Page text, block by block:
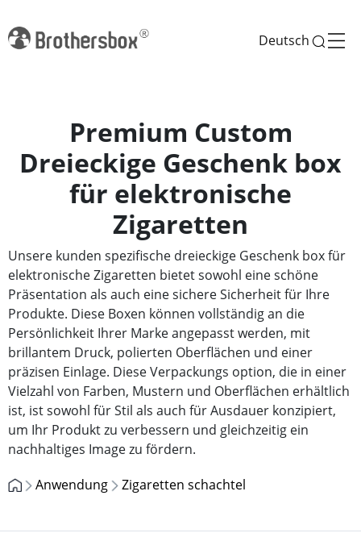
Deutsch
Premium Custom
Dreieckige Geschenk box
für elektronische
Zigaretten
Unsere kunden spezifische dreieckige Geschenk box für
elektronische Zigaretten bietet sowohl eine schöne
Präsentation als auch eine sichere Sicherheit für Ihre
Produkte. Diese Boxen können vollständig an die
Persönlichkeit Ihrer Marke angepasst werden, mit
brillantem Druck, polierten Oberflächen und einer
präzisen Einlage. Diese Verpackungs option, die in einer
Vielzahl von Farben, Mustern und Oberflächen erhältlich
ist, ist sowohl für Stil als auch für Ausdauer konzipiert,
um Ihr Produkt zu verbessern und gleichzeitig ein
nachhaltiges Image zu fördern.
Anwendung
Zigaretten schachtel